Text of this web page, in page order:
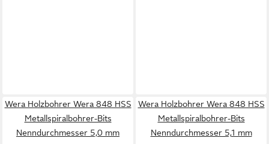
Wera Holzbohrer Wera 848 HSS
Metallspiralbohrer-Bits
Nenndurchmesser 5,0 mm
Wera Holzbohrer Wera 848 HSS
Metallspiralbohrer-Bits
Nenndurchmesser 5,1 mm